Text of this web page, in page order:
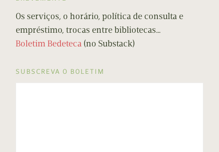
Os serviços, o horário, política de consulta e
empréstimo, trocas entre bibliotecas…
Boletim Bedeteca (no Substack)
SUBSCREVA O BOLETIM